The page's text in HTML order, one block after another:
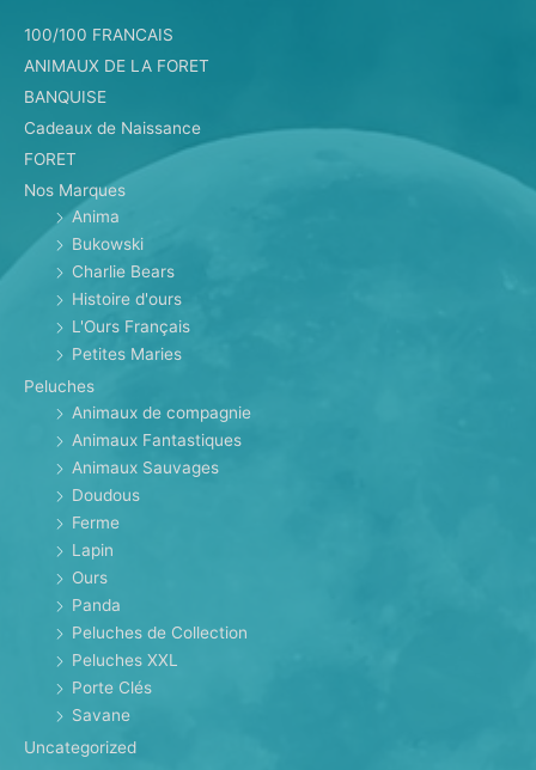
100/100 FRANCAIS
ANIMAUX DE LA FORET
BANQUISE
Cadeaux de Naissance
FORET
Nos Marques
Anima
Bukowski
Charlie Bears
Histoire d'ours
L'Ours Français
Petites Maries
Peluches
Animaux de compagnie
Animaux Fantastiques
Animaux Sauvages
Doudous
Ferme
Lapin
Ours
Panda
Peluches de Collection
Peluches XXL
Porte Clés
Savane
Uncategorized